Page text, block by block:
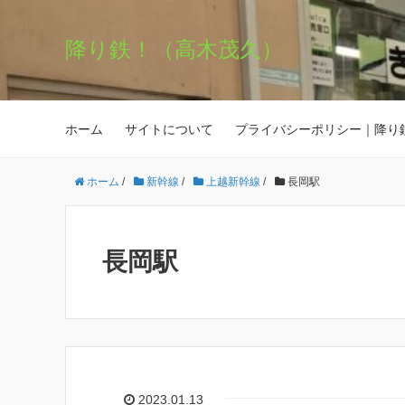
降り鉄！（高木茂久）
ホーム サイトについて プライバシーポリシー｜降り
ホーム / 新幹線 / 上越新幹線 / 長岡駅
長岡駅
2023.01.13